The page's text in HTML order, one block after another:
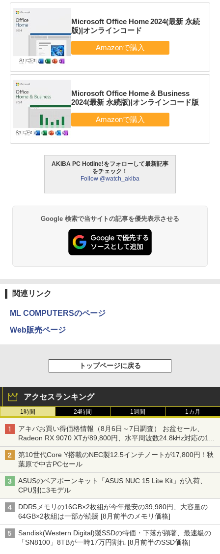
Microsoft Office Home 2024(最新 永続
版)|オンラインコード
Microsoft Office Home & Business
2024(最新 永続版)|オンラインコード版
AKIBA PC Hotline!をフォローして最新記事
をチェック！
Follow @watch_akiba
Google 検索で当サイトの記事を優先表示させる
関連リンク
ML COMPUTERSのページ
Web販売ページ
トップページに戻る
アクセスランキング
1時間 24時間 1週間 1カ月
アキバお買い得価格情報（8月6日～7日調査） お盆セール、
Radeon RX 9070 XTが89,800円、水平周波数24.8kHz対応の17
型モニターが9,801円、暑さ指数連動セール ほか
第10世代Core Y搭載のNEC製12.5インチノートが17,800円！秋
葉原で中古PCセール
ASUSのベアボーンキット「ASUS NUC 15 Lite Kit」が入荷、
CPU別に3モデル
DDR5メモリの16GB×2枚組が今年最安の39,980円、大容量の
64GB×2枚組は一部が続騰 [8月前半のメモリ価格]
Sandisk(Western Digital)製SSDの特価・下落が顕著、最速級の
「SN8100」8TBが一時17万円割れ [8月前半のSSD価格]